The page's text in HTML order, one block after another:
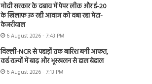
मोदी सरकार के दबाव में पेपर लीक और ई-20
के खिलाफ उठ रही आवाज को दबा रहा मेटा-
केजरीवाल
6 August 2026 - 7:43 PM
दिल्ली-NCR से पहाड़ों तक बारिश बनी आफत,
कई राज्यों में बाढ़ और भूस्खलन से हाल बेहाल
6 August 2026 - 7:13 PM